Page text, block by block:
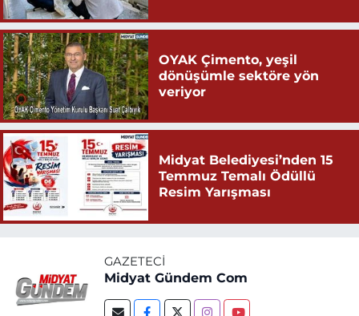
OYAK Çimento, yeşil
dönüşümle sektöre yön
veriyor
Midyat Belediyesi’nden 15
Temmuz Temalı Ödüllü
Resim Yarışması
GAZETECI
Midyat Gündem Com